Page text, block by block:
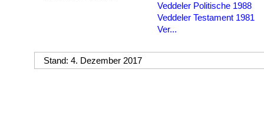
Veddeler Politische 1988
Veddeler Testament 1981
Ver...
Stand: 4. Dezember 2017